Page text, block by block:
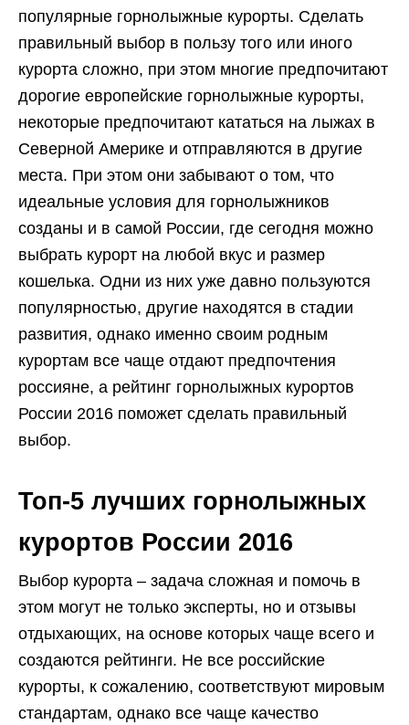
популярные горнолыжные курорты. Сделать
правильный выбор в пользу того или иного
курорта сложно, при этом многие предпочитают
дорогие европейские горнолыжные курорты,
некоторые предпочитают кататься на лыжах в
Северной Америке и отправляются в другие
места. При этом они забывают о том, что
идеальные условия для горнолыжников
созданы и в самой России, где сегодня можно
выбрать курорт на любой вкус и размер
кошелька. Одни из них уже давно пользуются
популярностью, другие находятся в стадии
развития, однако именно своим родным
курортам все чаще отдают предпочтения
россияне, а рейтинг горнолыжных курортов
России 2016 поможет сделать правильный
выбор.
Топ-5 лучших горнолыжных
курортов России 2016
Выбор курорта – задача сложная и помочь в
этом могут не только эксперты, но и отзывы
отдыхающих, на основе которых чаще всего и
создаются рейтинги. Не все российские
курорты, к сожалению, соответствуют мировым
стандартам, однако все чаще качество